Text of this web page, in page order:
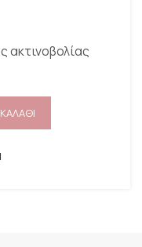
ακτινοβολίας